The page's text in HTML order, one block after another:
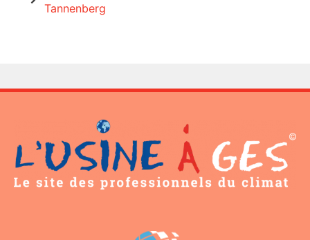
Tannenberg